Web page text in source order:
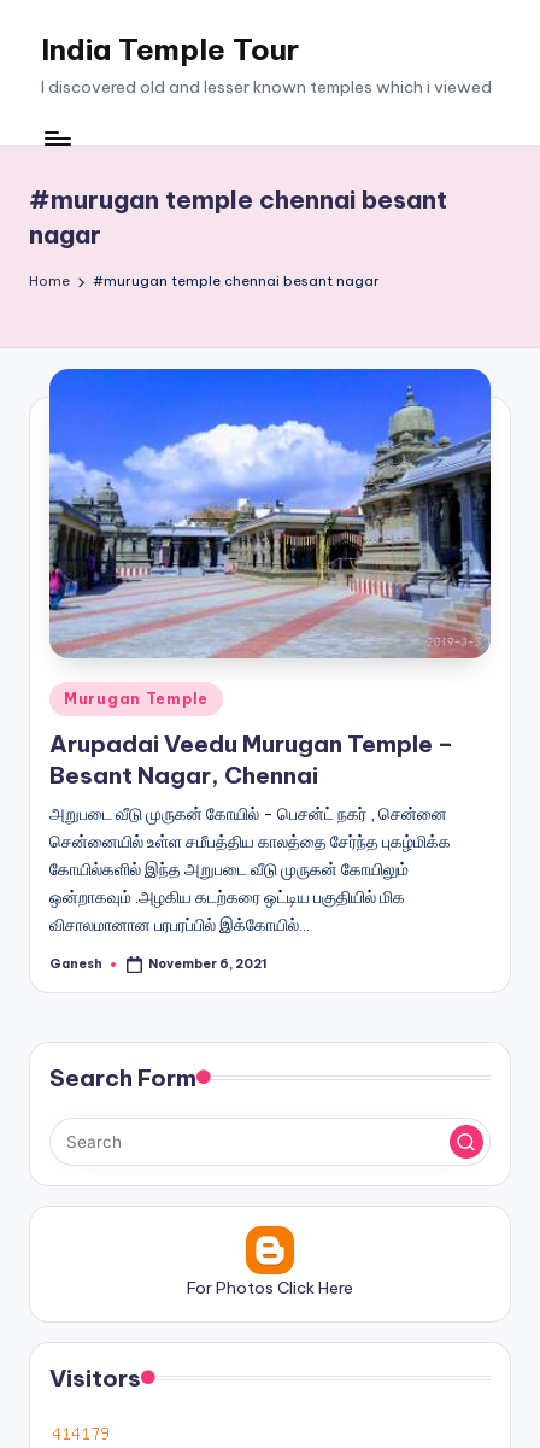
India Temple Tour
I discovered old and lesser known temples which i viewed
#murugan temple chennai besant
nagar
Home #murugan temple chennai besant nagar
Posted
in
Murugan Temple
Arupadai Veedu Murugan Temple –
Besant Nagar, Chennai
அறுபடை வீடு முருகன் கோயில் - பெசன்ட் நகர் , சென்னை
சென்னையில் உள்ள சமீபத்திய காலத்தை சேர்ந்த புகழ்மிக்க
கோயில்களில் இந்த அறுபடை வீடு முருகன் கோயிலும்
ஒன்றாகவும் .அழகிய கடற்கரை ஒட்டிய பகுதியில் மிக
விசாலமானான பரபரப்பில் இக்கோயில்…
Posted
Ganesh November 6, 2021
Search Form
For Photos Click Here
Visitors